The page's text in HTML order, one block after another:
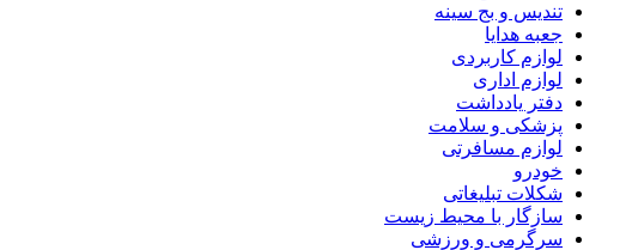
تندیس و بج سینه
جعبه هدایا
لوازم کاربردی
لوازم اداری
دفتر یادداشت
پزشکی و سلامت
لوازم مسافرتی
خودرو
شکلات تبلیغاتی
سازگار با محیط زیست
سرگرمی و ورزشی